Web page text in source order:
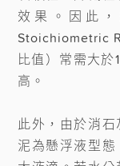
效果。因此，
Stoichiometric
比值）常需大於
高。
此外，由於消
泥為懸浮液型